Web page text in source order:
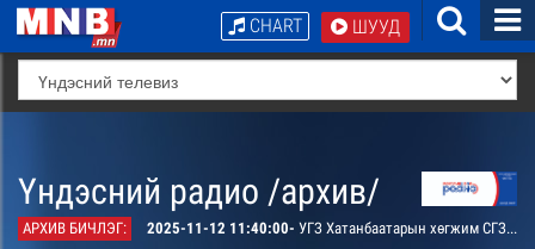
ШУУД
CHART
Үндэсний радио /архив/
АРХИВ БИЧЛЭГ: 2025-11-12 11:40:00- УГЗ Хатанбаатарын хөгжим СГЗ Төмөр-Очирын шүлэг “Тоононы наран эх орон” дуу